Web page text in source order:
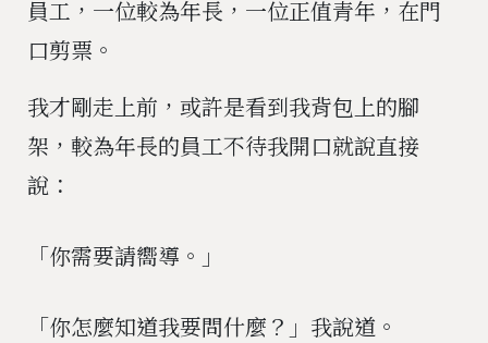
員工，一位較為年長，一位正值青年，在門
口剪票。
我才剛走上前，或許是看到我背包上的腳
架，較為年長的員工不待我開口就說直接
說：
「你需要請嚮導。」
「你怎麼知道我要問什麼？」我說道。